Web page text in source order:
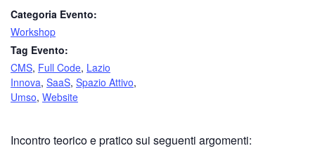
Categoria Evento:
Workshop
Tag Evento:
CMS, Full Code, Lazio
Innova, SaaS, Spazio Attivo,
Umso, Website
Incontro teorico e pratico sui seguenti argomenti: